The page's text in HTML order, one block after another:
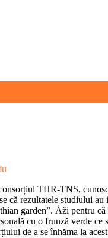
THR-TNS,
că rezultatele
garden”. Åži pentru
cu o frunză verde
de a se înhăma la